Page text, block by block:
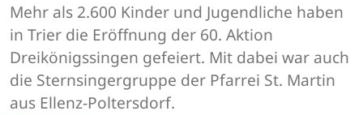
Mehr als 2.600 Kinder und Jugendliche haben
in Trier die Eröffnung der 60. Aktion
Dreikönigssingen gefeiert. Mit dabei war auch
die Sternsingergruppe der Pfarrei St. Martin
aus Ellenz-Poltersdorf.